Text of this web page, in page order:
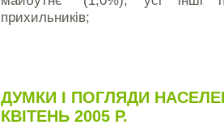
прихильників;
ДУМКИ І ПОГЛЯДИ
КВІТЕНЬ 2005 Р.